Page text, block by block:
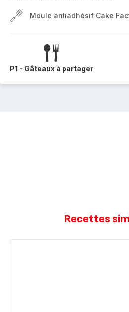
Moule antiadhésif Cake
P1 - Gâteaux à partager
Recettes